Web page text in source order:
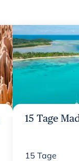
15 Tage
15 Tage